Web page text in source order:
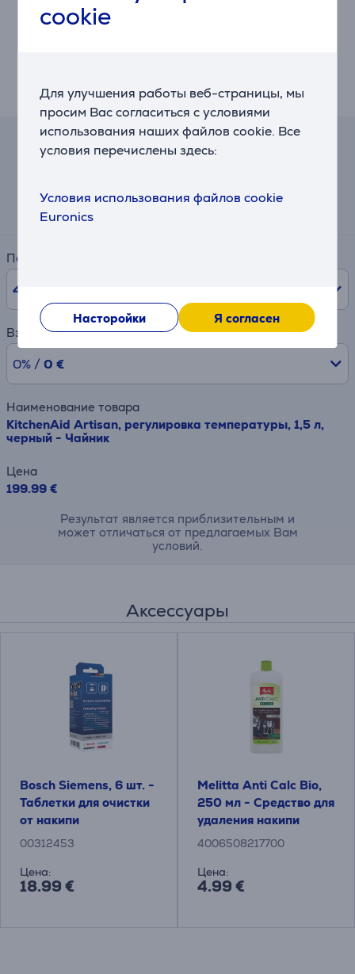
cookie
Для улучшения работы веб-страницы, мы
просим Вас согласиться с условиями
использования наших файлов cookie. Все
условия перечислены здесь:
Условия использования файлов cookie
Euronics
Насторойки Я согласен
Датчик температуры
Проверяйте температуру воды, даже если чайник не
Прочный, надежный и удобный в обращении.
Калькулятор
Примерный размер ежемесячного платежа
Период
48
Взнос
0% / 0 €
Наименование товара
KitchenAid Artisan, pегулировка температуры, 1,5 л,
черный - Чайник
Цена
199.99 €
Результат является приблизительным и
может отличаться от предлагаемых Вам
условий.
Аксессуары
Bosch Siemens, 6 шт. -
Таблетки для очистки
от накипи
00312453
Цена:
18.99 €
Melitta Anti Calc Bio,
250 мл - Средство для
удаления накипи
4006508217700
Цена:
4.99 €